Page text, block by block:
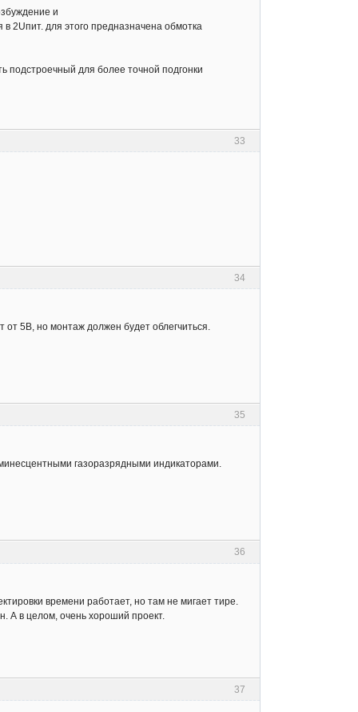
и
2Uпит. для этого предназначена обмотка
подстроечный для более точной подгонки
33
34
5В, но монтаж должен будет облегчиться.
35
газоразрядными индикаторами.
36
времени работает, но там не мигает тире.
А в целом, очень хороший проект.
37